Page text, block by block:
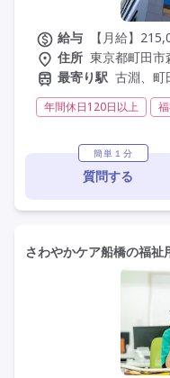
給与
【月給】
住所 東京都町田
最寄り駅 古淵、町
年間休日120日以上
社会保険完備
学歴不問
定年60歳以上
簡単１分
質問する
さわやかケア船橋の福